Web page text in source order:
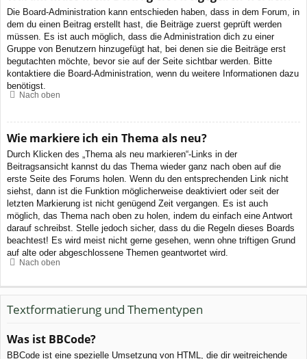
Die Board-Administration kann entschieden haben, dass in dem Forum, in
dem du einen Beitrag erstellt hast, die Beiträge zuerst geprüft werden
müssen. Es ist auch möglich, dass die Administration dich zu einer
Gruppe von Benutzern hinzugefügt hat, bei denen sie die Beiträge erst
begutachten möchte, bevor sie auf der Seite sichtbar werden. Bitte
kontaktiere die Board-Administration, wenn du weitere Informationen dazu
benötigst.
Nach oben
Wie markiere ich ein Thema als neu?
Durch Klicken des „Thema als neu markieren“-Links in der
Beitragsansicht kannst du das Thema wieder ganz nach oben auf die
erste Seite des Forums holen. Wenn du den entsprechenden Link nicht
siehst, dann ist die Funktion möglicherweise deaktiviert oder seit der
letzten Markierung ist nicht genügend Zeit vergangen. Es ist auch
möglich, das Thema nach oben zu holen, indem du einfach eine Antwort
darauf schreibst. Stelle jedoch sicher, dass du die Regeln dieses Boards
beachtest! Es wird meist nicht gerne gesehen, wenn ohne triftigen Grund
auf alte oder abgeschlossene Themen geantwortet wird.
Nach oben
Textformatierung und Thementypen
Was ist BBCode?
BBCode ist eine spezielle Umsetzung von HTML, die dir weitreichende